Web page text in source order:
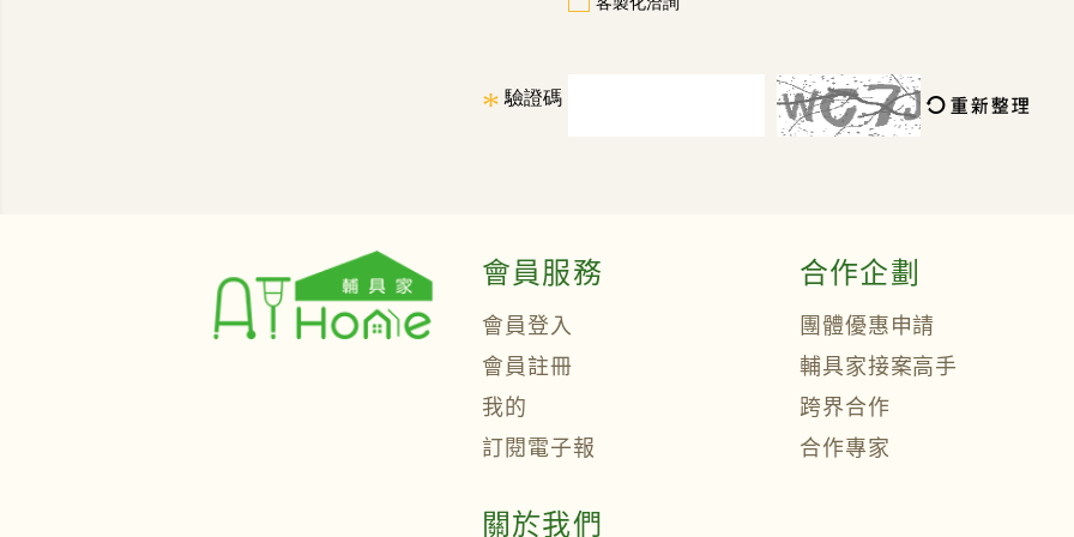
* 驗證碼
會員服務
會員登入
會員註冊
我的
訂閱電子報
合作企劃
團體優惠申請
輔具家接案高手
跨界合作
合作專家
關於我們